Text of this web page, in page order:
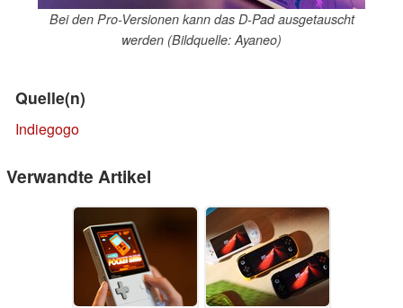
Bei den Pro-Versionen kann das D-Pad ausgetauscht
werden (Bildquelle: Ayaneo)
Quelle(n)
Indiegogo
Verwandte Artikel